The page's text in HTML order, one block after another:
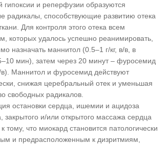
гипоксии и реперфузии образуются
радикалы, способствующие развитию отека
Для контроля этого отека всем
которых удалось успешно реанимировать,
назначать маннитол (0.5–1 г/кг, в/в, в
мин), затем через 20 минут – фуросемид
в). Маннитол и фуросемид действуют
снижая церебральный отек и уменьшая
свободных радикалов.
остановки сердца, ишемии и ацидоза
закрытого и/или открытого массажа сердца
тому, что миокард становится патологически
и предрасположенным к дизритмиям,